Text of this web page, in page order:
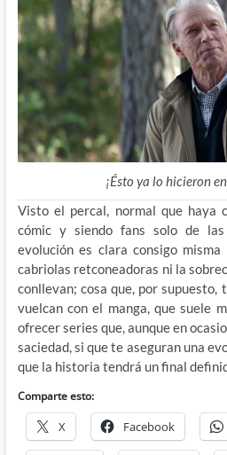
¡Ésto ya lo hicieron
Visto el percal, normal que haya
cómic y siendo fans solo de
evolución es clara consigo
cabriolas retconeadoras ni la
conllevan; cosa que, por supuesto,
vuelcan con el manga, que suele
ofrecer series que, aunque en
saciedad, si que te aseguran una
que la historia tendrá un final
Comparte esto:
X Facebook